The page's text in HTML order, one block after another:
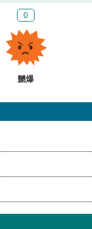
0
嬲爆